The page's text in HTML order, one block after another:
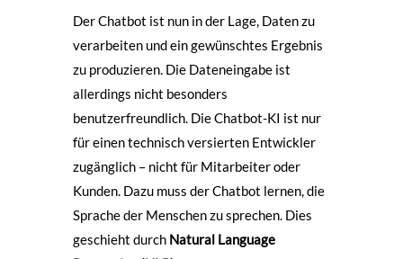
Der Chatbot ist nun in der Lage, Daten zu
verarbeiten und ein gewünschtes Ergebnis
zu produzieren. Die Dateneingabe ist
allerdings nicht besonders
benutzerfreundlich. Die Chatbot-KI ist nur
für einen technisch versierten Entwickler
zugänglich – nicht für Mitarbeiter oder
Kunden. Dazu muss der Chatbot lernen, die
Sprache der Menschen zu sprechen. Dies
geschieht durch Natural Language